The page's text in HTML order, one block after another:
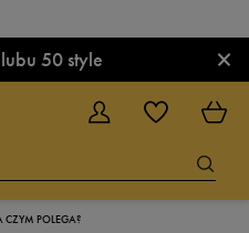
50 style ×
POLEGA?